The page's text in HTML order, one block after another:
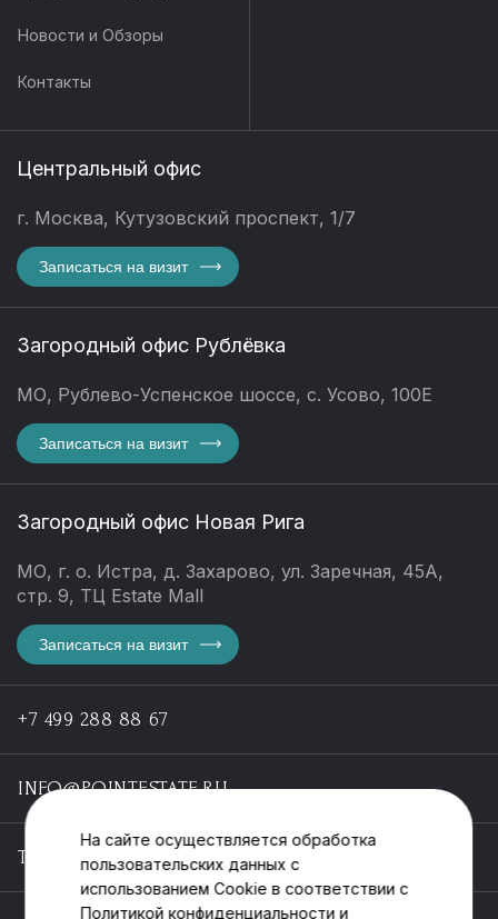
Новости и Обзоры
Контакты
Центральный офис
г. Москва, Кутузовский проспект, 1/7
Записаться на визит
Загородный офис Рублёвка
МО, Рублево-Успенское шоссе, с. Усово, 100Е
Записаться на визит
Загородный офис Новая Рига
МО, г. о. Истра, д. Захарово, ул. Заречная, 45А,
стр. 9, ТЦ Estate Mall
Записаться на визит
+7 499 288 88 67
INFO@POINTESTATE.RU
TELEGRAM
На сайте осуществляется обработка
пользовательских данных с
использованием Cookie в соответствии с
Политикой конфиденциальности и